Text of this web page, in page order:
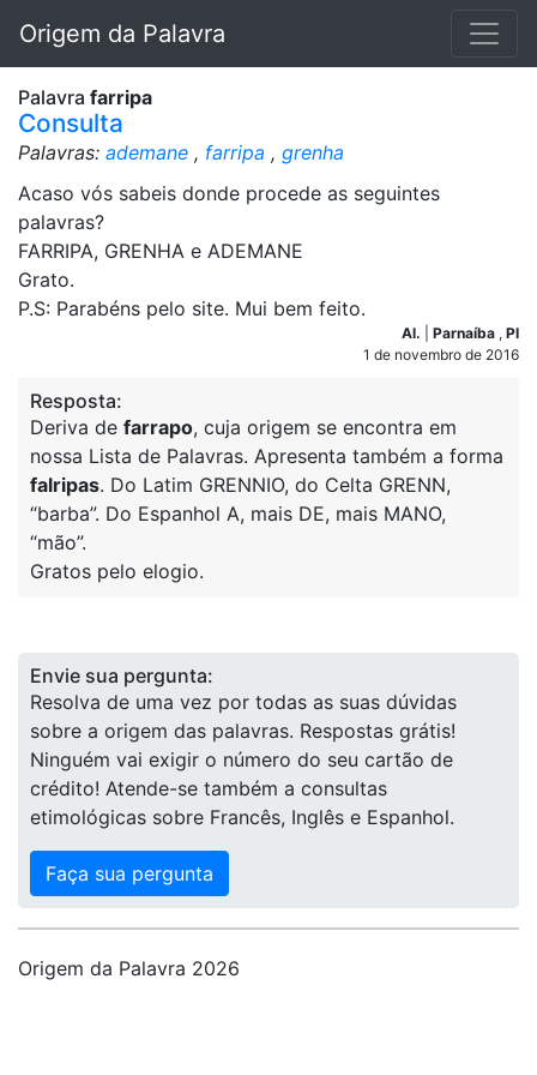
Origem da Palavra
Palavra farripa
Consulta
Palavras: ademane , farripa , grenha
Acaso vós sabeis donde procede as seguintes
palavras?
FARRIPA, GRENHA e ADEMANE
Grato.
P.S: Parabéns pelo site. Mui bem feito.
Al. Parnaíba , PI
1 de novembro de 2016
Resposta:
Deriva de farrapo, cuja origem se encontra em
nossa Lista de Palavras. Apresenta também a forma
falripas. Do Latim GRENNIO, do Celta GRENN,
“barba”. Do Espanhol A, mais DE, mais MANO,
“mão”.
Gratos pelo elogio.
Envie sua pergunta:
Resolva de uma vez por todas as suas dúvidas
sobre a origem das palavras. Respostas grátis!
Ninguém vai exigir o número do seu cartão de
crédito! Atende-se também a consultas
etimológicas sobre Francês, Inglês e Espanhol.
Faça sua pergunta
Origem da Palavra 2026